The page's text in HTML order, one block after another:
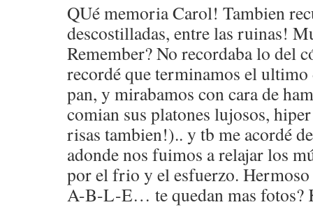
QUé memoria Carol! Tambien
descostilladas, entre las ruinas!
Remember? No recordaba lo del
recordé que terminamos el
pan, y mirabamos con cara de
comian sus platones lujosos,
risas tambien!).. y tb me acordé
adonde nos fuimos a relajar los
por el frio y el esfuerzo.
A-B-L-E… te quedan mas fotos?